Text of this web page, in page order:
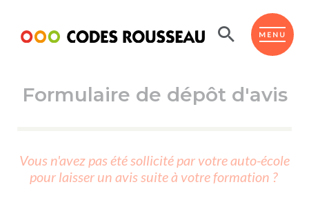
MENU
ESPACE ÉLÈVE
Code de la route
Passer l'ASSR
Réviser le code
Formulaire de dépôt d'avis
Vous n'avez pas été sollicité par votre auto-école
pour laisser un avis suite à votre formation ?